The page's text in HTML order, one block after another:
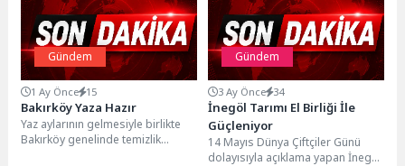
Gündem
1 Ay Önce 15
Bakırköy Yaza Hazır
Yaz aylarının gelmesiyle birlikte
Bakırköy genelinde temizlik
Gündem
3 Ay Önce 34
İnegöl Tarımı El Birliği İle
Güçleniyor
14 Mayıs Dünya Çiftçiler Günü
dolayısıyla açıklama yapan İnegöl